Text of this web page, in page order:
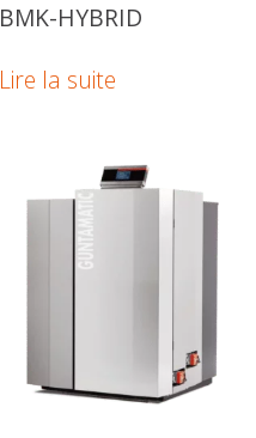
BMK-HYBRID
Lire la suite